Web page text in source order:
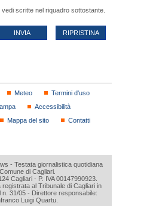
scritte nel riquadro sottostante.
Meteo
Termini d'uso
Accessibilità
Mappa del sito
Contatti
- Testata giornalistica quotidiana
di Cagliari.
Cagliari - P. IVA 00147990923.
al Tribunale di Cagliari in
n. 31/05 - Direttore responsabile:
Luigi Quartu.